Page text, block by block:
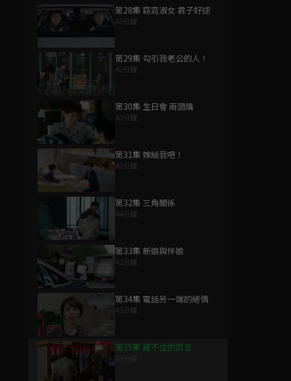
第28集 窈窕淑女 君子好逑
43分鐘
第29集 勾引我老公的人！
42分鐘
第30集 生日會 兩頭燒
43分鐘
第31集 嫁給我吧！
42分鐘
第32集 三角關係
44分鐘
第33集 新娘與伴娘
42分鐘
第34集 電話另一端的絕情
43分鐘
第35集 藏不住的謊言